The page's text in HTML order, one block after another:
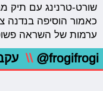
שורט-טרנינג עם תיק
כאמור הוסיפה בנדנה
ערמות של השראה
@frogifrogi
\\